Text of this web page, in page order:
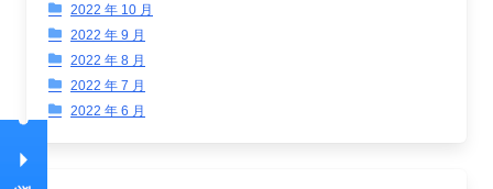
2022 年 10 月
2022 年 9 月
2022 年 8 月
2022 年 7 月
2022 年 6 月